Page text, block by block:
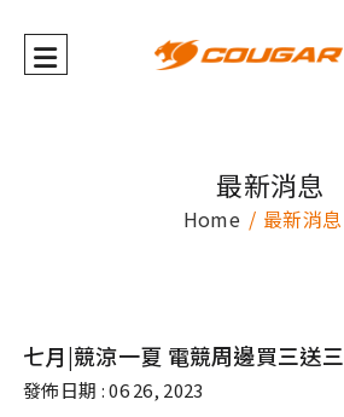
最新消息
Home 最新消息
七月|競涼一夏 電競周邊買三送三
發佈日期 : 06 26, 2023